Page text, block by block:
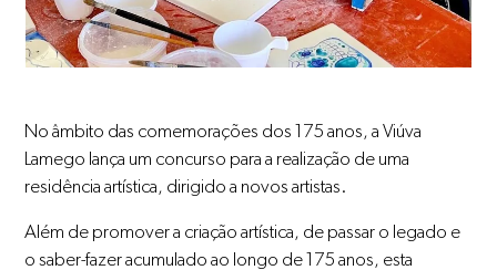
No âmbito das comemorações dos 175 anos, a Viúva
Lamego lança um concurso para a realização de uma
residência artística, dirigido a novos artistas.
Além de promover a criação artística, de passar o legado e
o saber-fazer acumulado ao longo de 175 anos, esta